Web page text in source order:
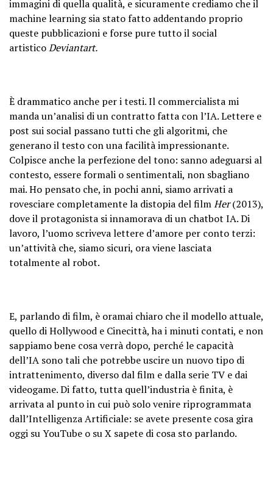
immagini di quella qualità, e sicuramente crediamo che il
machine learning sia stato fatto addentando proprio
queste pubblicazioni e forse pure tutto il social
artisticoDeviantart.
È drammatico anche per i testi. Il commercialista mi
manda un’analisi di un contratto fatta con l’IA. Lettere e
post sui social passano tutti che gli algoritmi, che
generano il testo con una facilità impressionante.
Colpisce anche la perfezione del tono: sanno adeguarsi al
contesto, essere formali o sentimentali, non sbagliano
mai. Ho pensato che, in pochi anni, siamo arrivati a
rovesciare completamente la distopia del filmHer(2013),
dove il protagonista si innamorava di un chatbot IA. Di
lavoro, l’uomo scriveva lettere d’amore per conto terzi:
un’attività che, siamo sicuri, ora viene lasciata
totalmente al robot.
E, parlando di film, è oramai chiaro che il modello attuale,
quello di Hollywood e Cinecittà, ha i minuti contati, e non
sappiamo bene cosa verrà dopo, perché le capacità
dell’IA sono tali che potrebbe uscire un nuovo tipo di
intrattenimento, diverso dal film e dalla serie TV e dai
videogame. Di fatto, tutta quell’industria è finita, è
arrivata al punto in cui può solo venire riprogrammata
dall’Intelligenza Artificiale: se avete presente cosa gira
oggi su YouTube o su X sapete di cosa sto parlando.